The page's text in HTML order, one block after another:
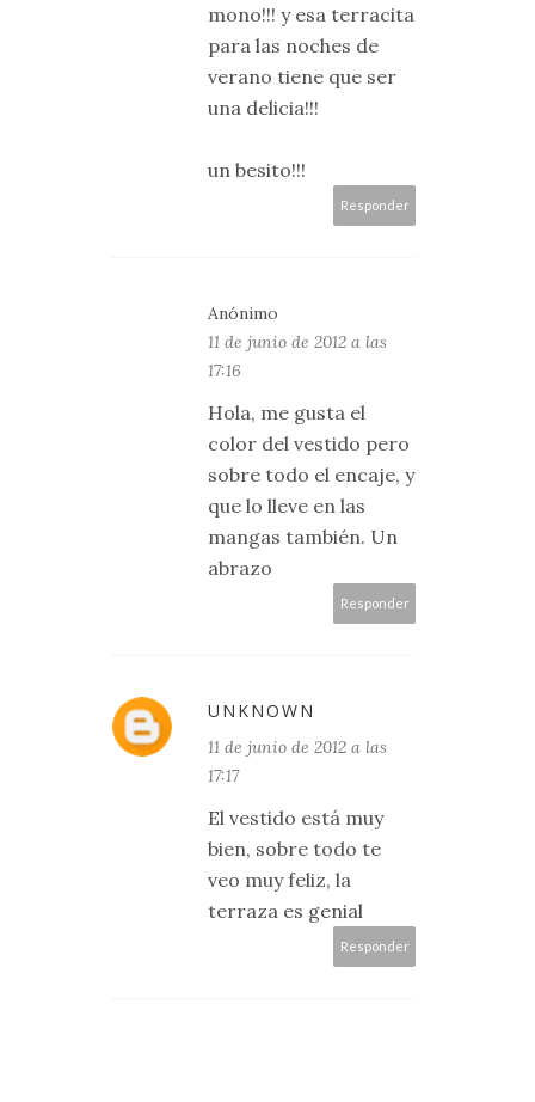
mono!!! y esa terracita
para las noches de
verano tiene que ser
una delicia!!!
un besito!!!
Responder
Anónimo
11 de junio de 2012 a las
17:16
Hola, me gusta el
color del vestido pero
sobre todo el encaje, y
que lo lleve en las
mangas también. Un
abrazo
Responder
UNKNOWN
11 de junio de 2012 a las
17:17
El vestido está muy
bien, sobre todo te
veo muy feliz, la
terraza es genial
Responder